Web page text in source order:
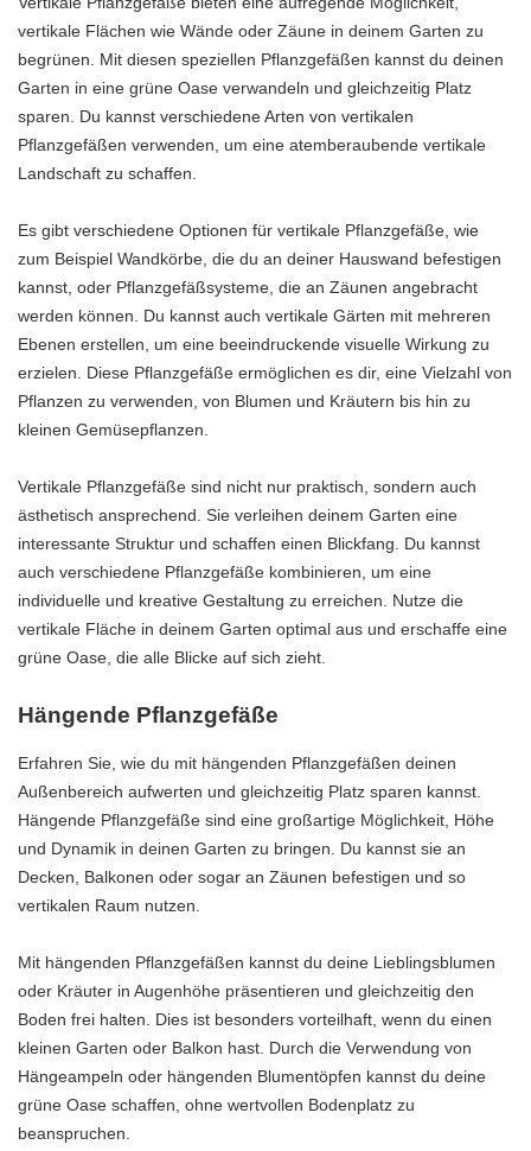
vertikale Flächen wie Wände oder Zäune in deinem Garten zu
begrünen. Mit diesen speziellen Pflanzgefäßen kannst du deinen
Garten in eine grüne Oase verwandeln und gleichzeitig Platz
sparen. Du kannst verschiedene Arten von vertikalen
Pflanzgefäßen verwenden, um eine atemberaubende vertikale
Landschaft zu schaffen.
Es gibt verschiedene Optionen für vertikale Pflanzgefäße, wie
zum Beispiel Wandkörbe, die du an deiner Hauswand befestigen
kannst, oder Pflanzgefäßsysteme, die an Zäunen angebracht
werden können. Du kannst auch vertikale Gärten mit mehreren
Ebenen erstellen, um eine beeindruckende visuelle Wirkung zu
erzielen. Diese Pflanzgefäße ermöglichen es dir, eine Vielzahl von
Pflanzen zu verwenden, von Blumen und Kräutern bis hin zu
kleinen Gemüsepflanzen.
Vertikale Pflanzgefäße sind nicht nur praktisch, sondern auch
ästhetisch ansprechend. Sie verleihen deinem Garten eine
interessante Struktur und schaffen einen Blickfang. Du kannst
auch verschiedene Pflanzgefäße kombinieren, um eine
individuelle und kreative Gestaltung zu erreichen. Nutze die
vertikale Fläche in deinem Garten optimal aus und erschaffe eine
grüne Oase, die alle Blicke auf sich zieht.
Hängende Pflanzgefäße
Erfahren Sie, wie du mit hängenden Pflanzgefäßen deinen
Außenbereich aufwerten und gleichzeitig Platz sparen kannst.
Hängende Pflanzgefäße sind eine großartige Möglichkeit, Höhe
und Dynamik in deinen Garten zu bringen. Du kannst sie an
Decken, Balkonen oder sogar an Zäunen befestigen und so
vertikalen Raum nutzen.
Mit hängenden Pflanzgefäßen kannst du deine Lieblingsblumen
oder Kräuter in Augenhöhe präsentieren und gleichzeitig den
Boden frei halten. Dies ist besonders vorteilhaft, wenn du einen
kleinen Garten oder Balkon hast. Durch die Verwendung von
Hängeampeln oder hängenden Blumentöpfen kannst du deine
grüne Oase schaffen, ohne wertvollen Bodenplatz zu
beanspruchen.